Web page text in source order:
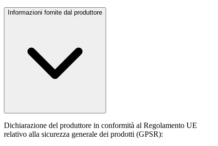
Informazioni fornite dal produttore
Dichiarazione del produttore in conformità al Regolamento UE
relativo alla sicurezza generale dei prodotti (GPSR):